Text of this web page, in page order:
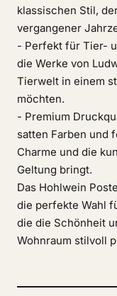
klassischen Stil,
vergangener
- Perfekt für Tier-
die Werke von
Tierwelt in einem
möchten.
- Premium
satten Farben und
Charme und die
Geltung bringt.
Das Hohlwein
die perfekte Wahl
die die Schönheit
Wohnraum stilvoll